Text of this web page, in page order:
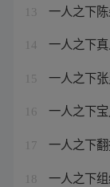
13 一人之下
14 一人之下
15 一人之下
16 一人之下
17 一人之下
18 一人之下